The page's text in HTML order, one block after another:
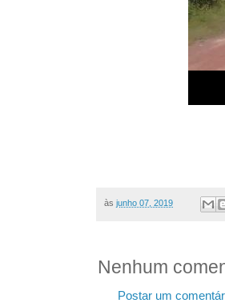
às junho 07, 2019
Nenhum
Postar um